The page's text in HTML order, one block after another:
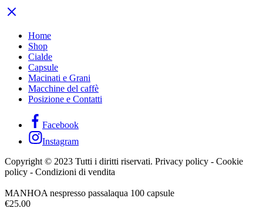
Home
Shop
Cialde
Capsule
Macinati e Grani
Macchine del caffè
Posizione e Contatti
Facebook
Instagram
Copyright © 2023 Tutti i diritti riservati. Privacy policy - Cookie
policy - Condizioni di vendita
MANHOA nespresso passalaqua 100 capsule
€25.00